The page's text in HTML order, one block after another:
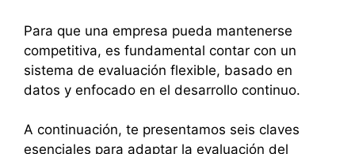
Para que una empresa pueda mantenerse
competitiva, es fundamental contar con un
sistema de evaluación flexible, basado en
datos y enfocado en el desarrollo continuo.
A continuación, te presentamos seis claves
esenciales para adaptar la evaluación del